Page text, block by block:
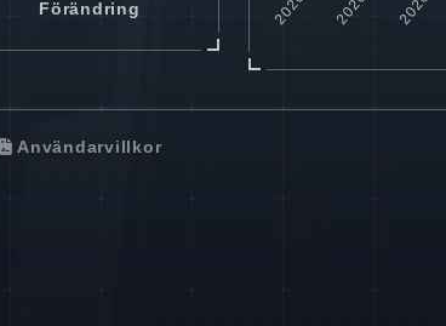
Förändring
Användarvillkor